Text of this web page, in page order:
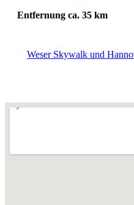
Entfernung ca. 35 km
Weser Skywalk und